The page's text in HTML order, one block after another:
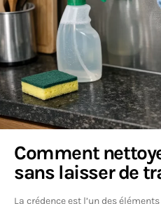
Comment
sans laisser de
La crédence est l’un des